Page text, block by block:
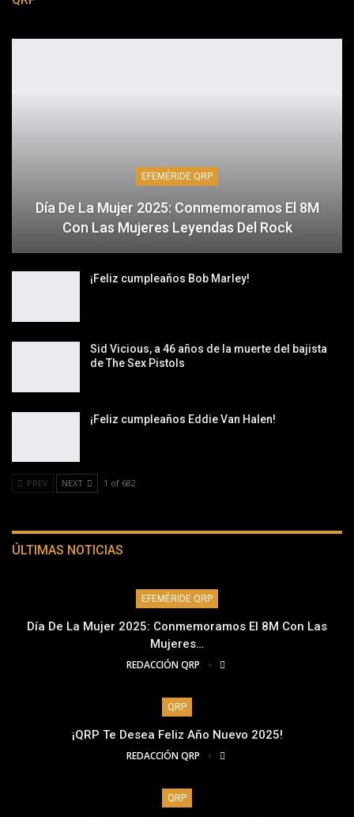
EFEMÉRIDE QRP
Día De La Mujer 2025: Conmemoramos El 8M
Con Las Mujeres Leyendas Del Rock
¡Feliz cumpleaños Bob Marley!
Sid Vicious, a 46 años de la muerte del bajista
de The Sex Pistols
¡Feliz cumpleaños Eddie Van Halen!
PREV NEXT 1 of 682
ÚLTIMAS NOTICIAS
EFEMÉRIDE QRP
Día De La Mujer 2025: Conmemoramos El 8M Con Las
Mujeres…
REDACCIÓN QRP
QRP
¡QRP Te Desea Feliz Año Nuevo 2025!
REDACCIÓN QRP
QRP